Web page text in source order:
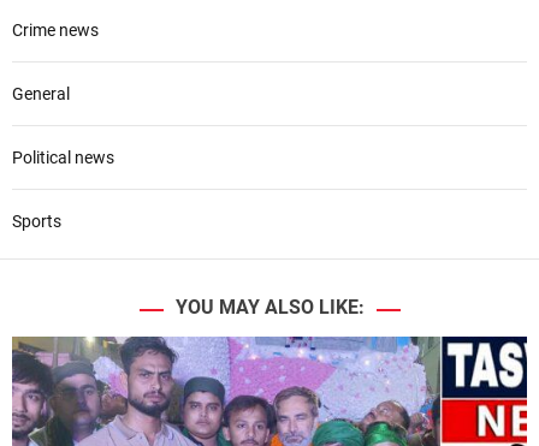
Crime news
General
Political news
Sports
YOU MAY ALSO LIKE: